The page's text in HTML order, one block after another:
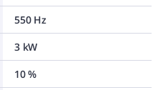
550 Hz
3 kW
10 %